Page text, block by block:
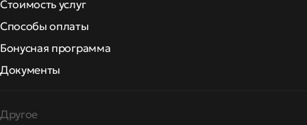
Стоимость услуг
Способы оплаты
Бонусная программа
Документы
Другое